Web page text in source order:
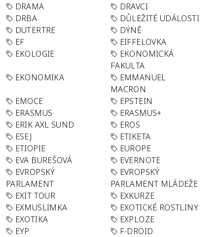
DRAMA
DRAVCI
DRBA
DŮLEŽITÉ UDÁLOSTI
DUTERTRE
DÝNĚ
EF
EIFFELOVKA
EKOLOGIE
EKONOMICKÁ
FAKULTA
EKONOMIKA
EMMANUEL
MACRON
EMOCE
EPSTEIN
ERASMUS
ERASMUS+
ERIK AXL SUND
EROS
ESEJ
ETIKETA
ETIOPIE
EUROPE
EVA BUREŠOVÁ
EVERNOTE
EVROPSKÝ
PARLAMENT
EVROPSKÝ
PARLAMENT MLÁDEŽE
EXIT TOUR
EXKURZE
EXMUSLIMKA
EXOTICKÉ ROSTLINY
EXOTIKA
EXPLOZE
EYP
F-DROID